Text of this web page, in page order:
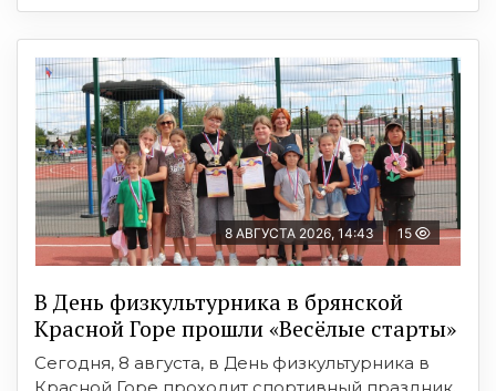
8 АВГУСТА 2026, 14:43 15
В День физкультурника в брянской
Красной Горе прошли «Весёлые старты»
Сегодня, 8 августа, в День физкультурника в